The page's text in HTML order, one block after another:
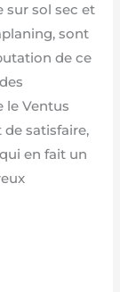
sur sol sec et
sont
de ce
le Ventus
satisfaire,
en fait un